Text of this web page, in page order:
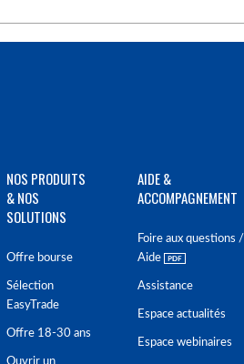
NOS PRODUITS
& NOS
SOLUTIONS
Offre bourse
Sélection
EasyTrade
Offre 18-30 ans
AIDE &
ACCOMPAGNEMENT
Foire aux questions /
Aide
Assistance
Espace actualités
Espace webinaires